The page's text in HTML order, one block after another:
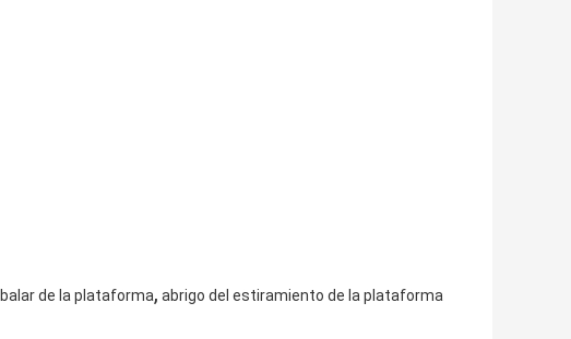
de la plataforma, abrigo del estiramiento de la plataforma